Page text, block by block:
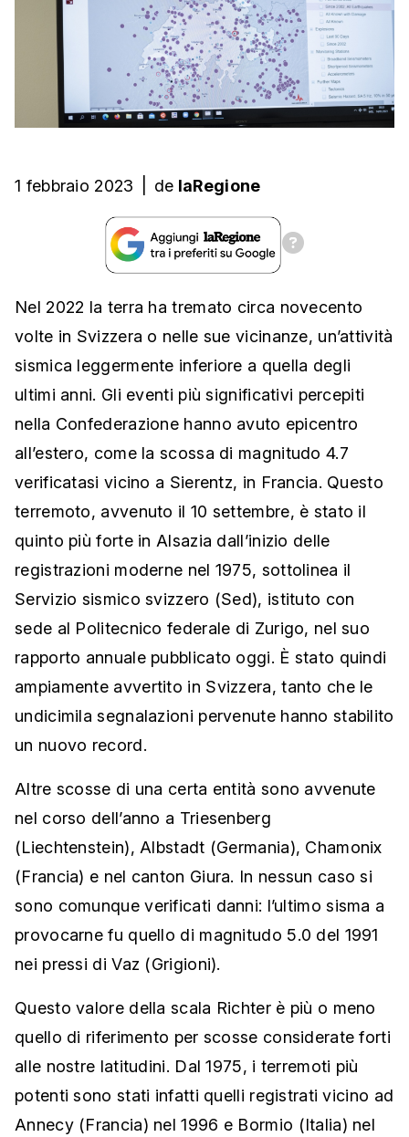
1 febbraio 2023 de laRegione
Nel 2022 la terra ha tremato circa novecento
volte in Svizzera o nelle sue vicinanze, un’attività
sismica leggermente inferiore a quella degli
ultimi anni. Gli eventi più significativi percepiti
nella Confederazione hanno avuto epicentro
all’estero, come la scossa di magnitudo 4.7
verificatasi vicino a Sierentz, in Francia. Questo
terremoto, avvenuto il 10 settembre, è stato il
quinto più forte in Alsazia dall’inizio delle
registrazioni moderne nel 1975, sottolinea il
Servizio sismico svizzero (Sed), istituto con
sede al Politecnico federale di Zurigo, nel suo
rapporto annuale pubblicato oggi. È stato quindi
ampiamente avvertito in Svizzera, tanto che le
undicimila segnalazioni pervenute hanno stabilito
un nuovo record.
Altre scosse di una certa entità sono avvenute
nel corso dell’anno a Triesenberg
(Liechtenstein), Albstadt (Germania), Chamonix
(Francia) e nel canton Giura. In nessun caso si
sono comunque verificati danni: l’ultimo sisma a
provocarne fu quello di magnitudo 5.0 del 1991
nei pressi di Vaz (Grigioni).
Questo valore della scala Richter è più o meno
quello di riferimento per scosse considerate forti
alle nostre latitudini. Dal 1975, i terremoti più
potenti sono stati infatti quelli registrati vicino ad
Annecy (Francia) nel 1996 e Bormio (Italia) nel